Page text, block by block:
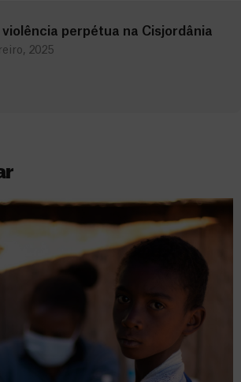
perpétua na Cisjordânia
2025